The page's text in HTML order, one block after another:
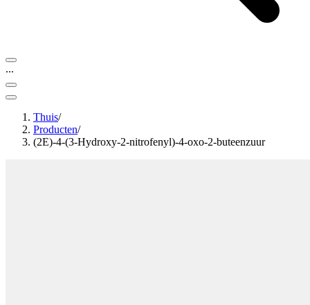
...
Thuis/
Producten/
(2E)-4-(3-Hydroxy-2-nitrofenyl)-4-oxo-2-buteenzuur